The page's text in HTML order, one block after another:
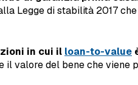
Legge di stabilità 2017
in cui il loan-to-value
valore del bene che viene